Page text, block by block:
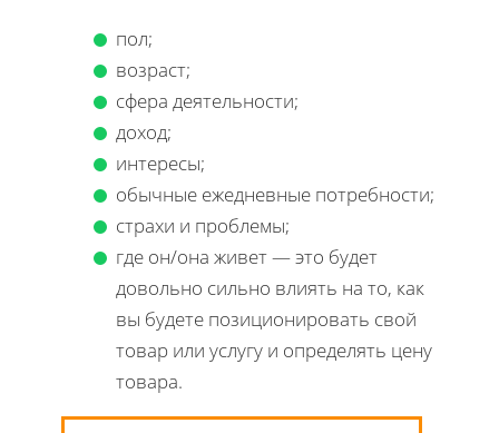
пол;
возраст;
сфера деятельности;
доход;
интересы;
обычные ежедневные потребности;
страхи и проблемы;
где он/она живет — это будет
довольно сильно влиять на то, как
вы будете позиционировать свой
товар или услугу и определять цену
товара.